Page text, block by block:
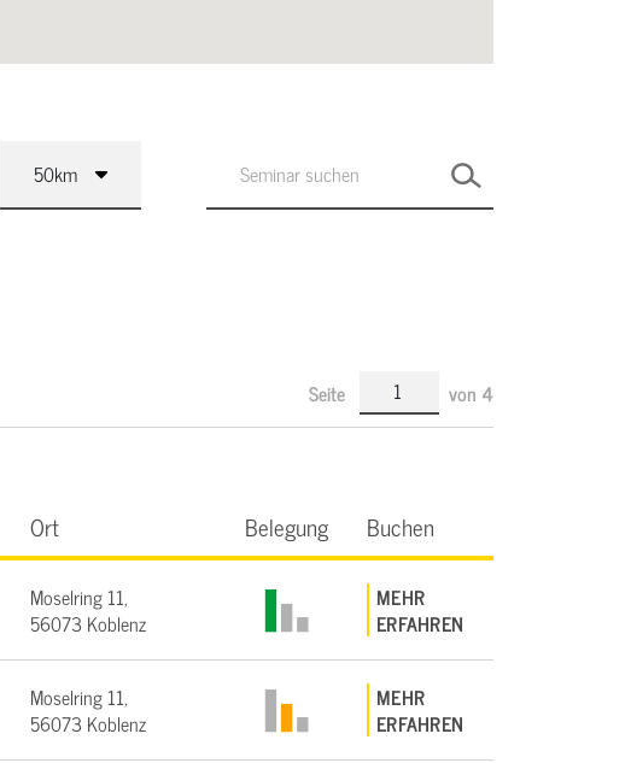
Seite von 4
Ort Belegung Buchen
Moselring 11,
56073 Koblenz
MEHR
ERFAHREN
Moselring 11,
56073 Koblenz
MEHR
ERFAHREN